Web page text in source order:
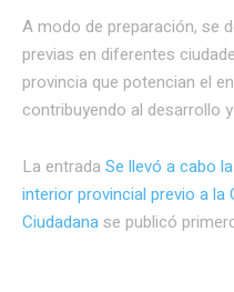
A modo de preparación, se
previas en diferentes
provincia que potencian el
contribuyendo al desarrollo
La entrada Se llevó a cabo
interior provincial previo a
Ciudadanase publicó